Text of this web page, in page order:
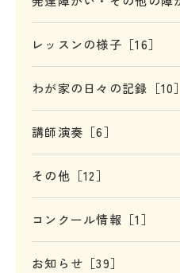
レッスンの様子［16］
わが家の日々の記録［10］
講師演奏［6］
その他［12］
コンクール情報［1］
お知らせ［39］